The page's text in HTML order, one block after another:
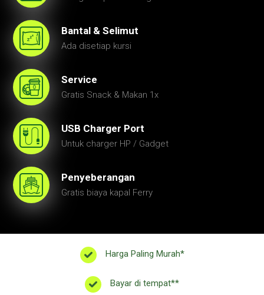
Bantal & Selimut
Ada disetiap kursi
Service
Gratis Snack & Makan 1x
USB Charger Port
Untuk charger HP / Gadget
Penyeberangan
Gratis biaya kapal Ferry
Harga Paling Murah*
Bayar di tempat**